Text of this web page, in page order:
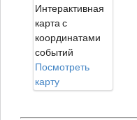
Интерактивная
карта с
координатами
событий
Посмотреть
карту